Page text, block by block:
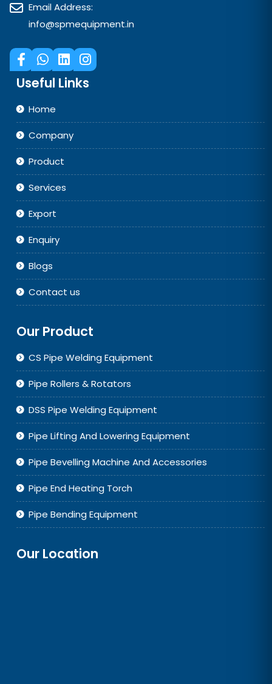
Email Address:
info@spmequipment.in
Useful Links
Home
Company
Product
Services
Export
Enquiry
Blogs
Contact us
Our Product
CS Pipe Welding Equipment
Pipe Rollers & Rotators
DSS Pipe Welding Equipment
Pipe Lifting And Lowering Equipment
Pipe Bevelling Machine And Accessories
Pipe End Heating Torch
Pipe Bending Equipment
Our Location